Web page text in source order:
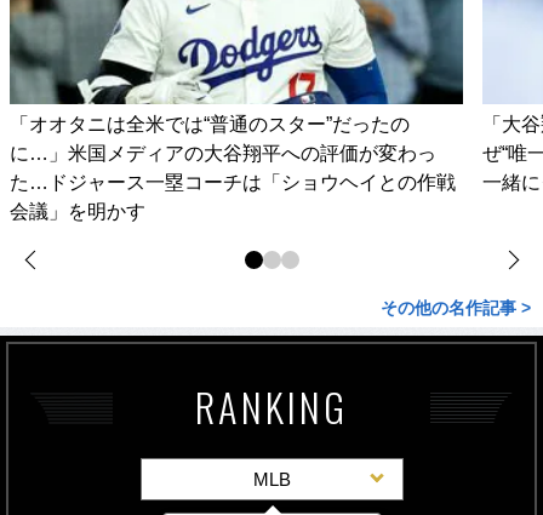
「オオタニは全米では“普通のスター”だったの
に…」米国メディアの大谷翔平への評価が変わっ
た…ドジャース一塁コーチは「ショウヘイとの作戦
会議」を明かす
「大
ぜ“唯
一緒
その他の名作記事 >
RANKING
MLB